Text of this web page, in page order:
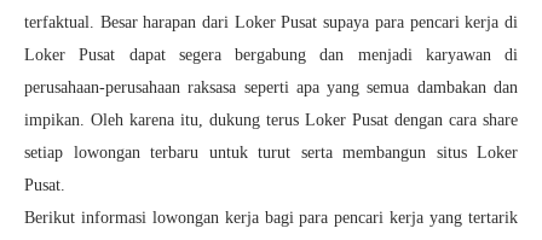
terfaktual. Besar harapan dari Loker Pusat supaya para pencari kerja di
Loker Pusat dapat segera bergabung dan menjadi karyawan di
perusahaan-perusahaan raksasa seperti apa yang semua dambakan dan
impikan. Oleh karena itu, dukung terus Loker Pusat dengan cara share
setiap lowongan terbaru untuk turut serta membangun situs Loker
Pusat.
Berikut informasi lowongan kerja bagi para pencari kerja yang tertarik